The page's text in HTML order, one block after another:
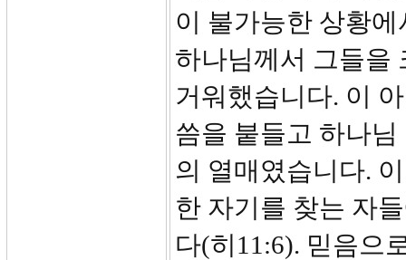
이 불가능한 상황
하나님께서 그들을
거워했습니다. 이
씀을 붙들고 하나
의 열매였습니다.
한 자기를 찾는 자
다(히11:6). 믿음으